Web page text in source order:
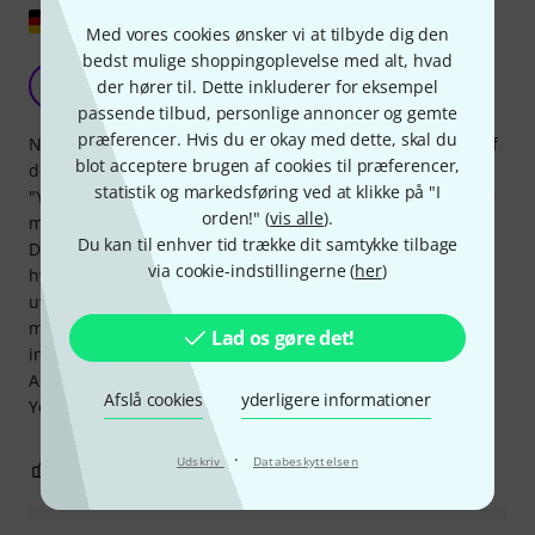
Med vores cookies ønsker vi at tilbyde dig den
bedst mulige shoppingoplevelse med alt, hvad
der hører til. Dette inkluderer for eksempel
passende tilbud, personlige annoncer og gemte
præferencer. Hvis du er okay med dette, skal du
blot acceptere brugen af cookies til præferencer,
statistik og markedsføring ved at klikke på "I
orden!" (vis alle).
Du kan til enhver tid trække dit samtykke tilbage
via cookie-indstillingerne (her)
Lad os gøre det!
Afslå cookies yderligere informationer
Udskriv · Databeskyttelsen
Den nye rigtige bog bind 1
Sebastian J. 16.10.2009
New Real Book bind 1 indeholder et fremragende udvalg af
de vigtigste jazzstandarder. "All of Me" er anført først, og
"Yesterdays" er sidst. Stykkernes harmoniske struktur giver
meget mening og er sandsynligvis meget lig originalerne.
Der er ingen mærkelige reharmoniseringer i denne bog,
hvilket måske lyder trendy for mange stykker, men er
uvigtigt for at lære stykket. Jeg kan også rigtig godt lide den
musikalske notation i bogen. Følgende klassikere er også
inkluderet: "Autumn Leaves", "Misty", "There Will Never Be
Another You", "Beautiful Love", "Skylark" og "All the Things
You Are".
ANMELD BEDØMMELSE